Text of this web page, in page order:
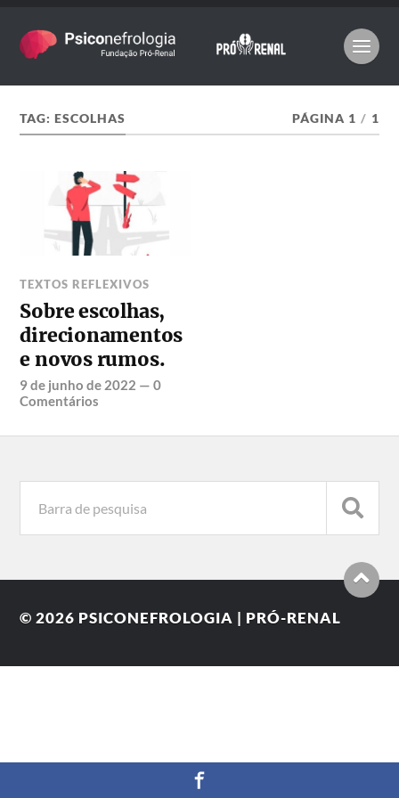
TAG:ESCOLHAS PÁGINA 1 / 1
TEXTOS REFLEXIVOS
Sobre escolhas,
direcionamentos
e novos rumos.
9 de junho de 2022 —0
Comentários
© 2026 PSICONEFROLOGIA | PRÓ-RENAL